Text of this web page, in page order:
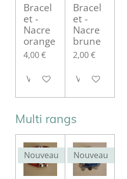
Bracel
et -
Nacre
orange
4,00 €
Voir les détails
Bracel
et -
Nacre
brune
2,00 €
Voir les détails
Multi rangs
Nouveau Nouveau